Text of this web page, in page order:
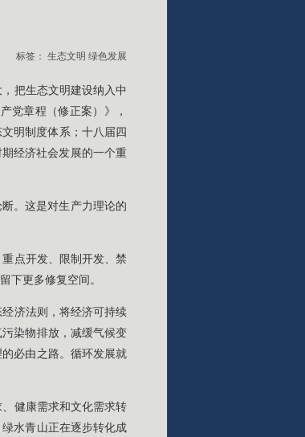
标签： 生态文明 绿色发展
把生态文明建设纳入中
党章程（修正案）》，
明制度体系；十八届四
经济社会发展的一个重
。这是对生产力理论的
点开发、限制开发、禁
下更多修复空间。
济法则，将经济可持续
染物排放，减缓气候变
必由之路。循环发展就
健康需求和文化需求转
水青山正在逐步转化成